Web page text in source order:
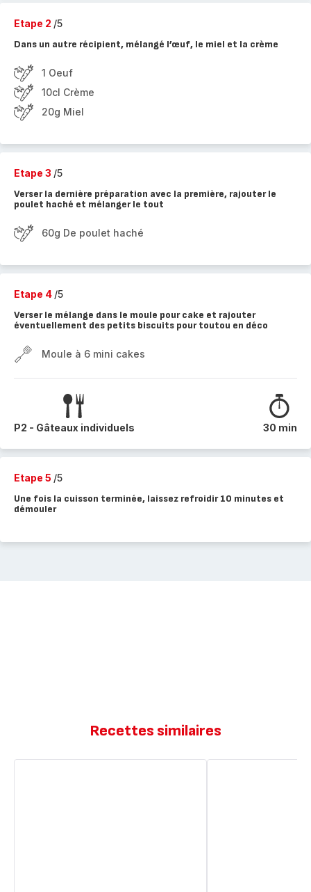
Etape 2 /5
Dans un autre récipient, mélangé l’œuf, le miel et la crème
1 Oeuf
10cl Crème
20g Miel
Etape 3 /5
Verser la dernière préparation avec la première, rajouter le
poulet haché et mélanger le tout
60g De poulet haché
Etape 4 /5
Verser le mélange dans le moule pour cake et rajouter
éventuellement des petits biscuits pour toutou en déco
Moule à 6 mini cakes
P2 - Gâteaux individuels 30 min
Etape 5 /5
Une fois la cuisson terminée, laissez refroidir 10 minutes et
démouler
Recettes similaires